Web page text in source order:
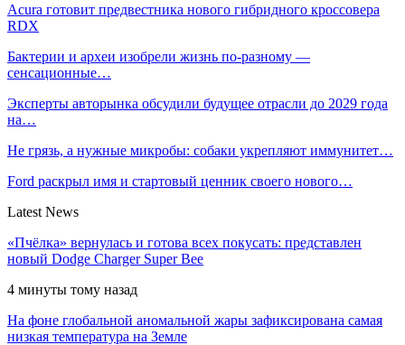
Acura готовит предвестника нового гибридного кроссовера
RDX
Бактерии и археи изобрели жизнь по-разному —
сенсационные…
Эксперты авторынка обсудили будущее отрасли до 2029 года
на…
Не грязь, а нужные микробы: собаки укрепляют иммунитет…
Ford раскрыл имя и стартовый ценник своего нового…
Latest News
«Пчёлка» вернулась и готова всех покусать: представлен
новый Dodge Charger Super Bee
4 минуты тому назад
На фоне глобальной аномальной жары зафиксирована самая
низкая температура на Земле